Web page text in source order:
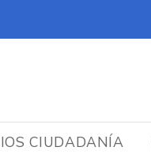
CIUDADANÍA